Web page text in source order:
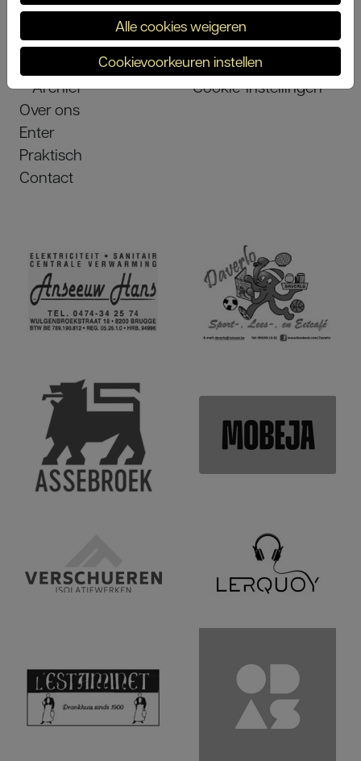
NAVIGEER
Voorstellingen
Huidig seizoen
Archief
Over ons
Enter
Praktisch
Contact
WETTELIJK
Privacy voorwaarden
Cookie policy
Cookie-instellingen
Alle cookies weigeren
Cookievoorkeuren instellen